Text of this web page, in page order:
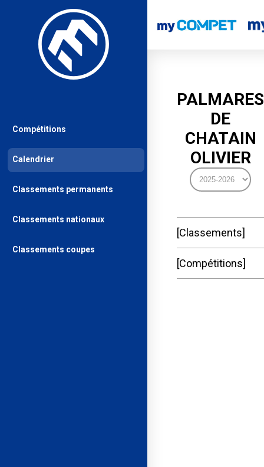
PALMARES
DE
CHATAIN
OLIVIER
Classements
Compétitions
Compétitions
Calendrier
Classements permanents
Classements nationaux
Classements coupes